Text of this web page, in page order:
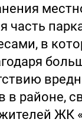
часть
в
районе,
ЖК